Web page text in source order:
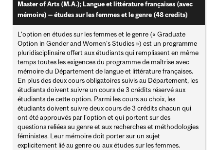
Master of Arts (M.A.); Langue et littérature françaises (avec
mémoire) — études sur les femmes et le genre (48 credits)
L'option en études sur les femmes et le genre (« Graduate
Option in Gender and Women's Studies ») est un programme
pluridisciplinaire offert aux étudiants qui remplissent en même
temps toutes les exigences du programme de maîtrise avec
mémoire du Département de langue et littérature françaises.
En plus des deux cours obligatoires suivis au Département, les
étudiants doivent suivre un cours de 3 crédits réservé aux
étudiants de cette option. Parmi les cours au choix, les
étudiants doivent suivre deux cours de 3 crédits chacun qui
ont été approuvés par l'option et qui portent sur des
questions reliées au genre et aux recherches et méthodologies
féministes. Leur mémoire doit porter sur un sujet
explicitement lié au genre ou aux études sur les femmes.